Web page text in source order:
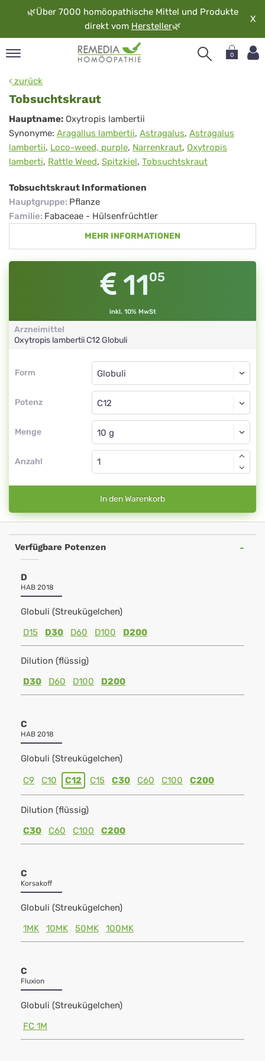
🌿Über 7000 homöopathische Mittel und Produkte
direkt vom Hersteller🌿
X
0
zurück
Tobsuchtskraut
Tobsuchtskraut
Hauptname: Oxytropis lambertii
Synonyme: Aragallus lambertii, Astragalus, Astragalus
lambertii, Loco-weed, purple, Narrenkraut, Oxytropis
lamberti, Rattle Weed, Spitzkiel, Tobsuchtskraut
Tobsuchtskraut Informationen
Hauptgruppe: Pflanze
Familie: Fabaceae - Hülsenfrüchtler
MEHR INFORMATIONEN
1105
inkl. 10% MwSt
Arzneimittel
Oxytropis lambertiiC12Globuli
Form
Form
Potenz
Globuli
C12
Menge
Globuli
Anzahl
In den Warenkorb
Verfügbare Potenzen
D
HAB 2018
Globuli (Streukügelchen)
D15
D30 D60 D100 D200
Dilution (flüssig)
D30
D60 D100 D200
C
HAB 2018
Globuli (Streukügelchen)
C9 C10 C12 C15 C30 C60 C100 C200
Dilution (flüssig)
C30
C60 C100 C200
C
Korsakoff
Globuli (Streukügelchen)
1MK
10MK 50MK 100MK
C
Fluxion
Globuli (Streukügelchen)
FC 1M